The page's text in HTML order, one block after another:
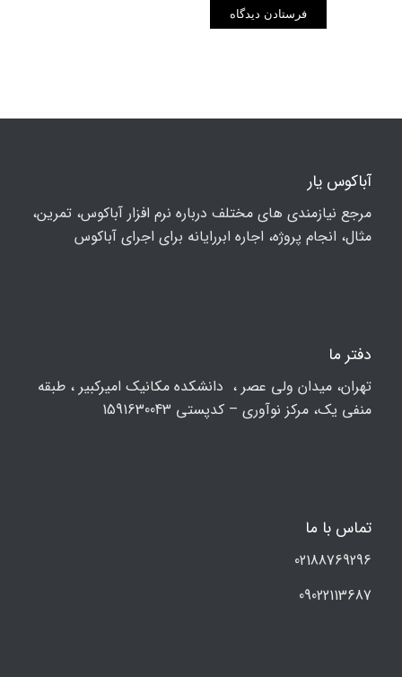
آباکوس یار
مرجع نیازمندی های مختلف درباره نرم افزار آباکوس، تمرین،
مثال، انجام پروژه، اجاره ابررایانه برای اجرای آباکوس
دفتر ما
تهران، ميدان ولي عصر ، دانشکده مكانيك امیرکبیر ، طبقه
منفی یک، مرکز نوآوری – کدپستی 1591630043
تماس با ما
02188769296
09022113687